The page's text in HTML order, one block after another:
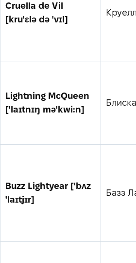
Cruella de Vil
[kru'ɛlə də 'vɪl]
Lightning McQueen
['laɪtnɪŋ mə'kwi:n]
Buzz Lightyear ['bʌz
'laɪtjɪr]
Базз